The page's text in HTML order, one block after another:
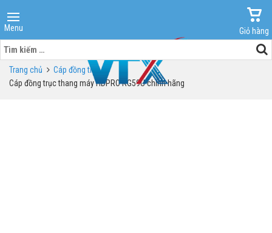
Menu
Giỏ hàng
Tìm
kiếm
cho:Trang chủ
Cáp đồng trục
Cáp đồng trục thang máy HDPRO RG59U chính hãng